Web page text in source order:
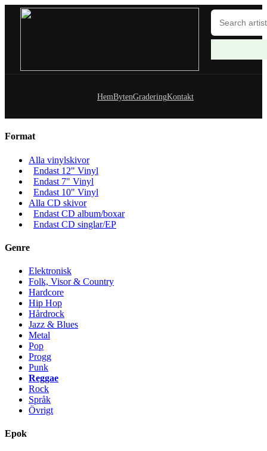
HemBytenGraderingKontakt
Format
Alla vinylskivor
Endast 12" Vinyl
Endast 7" Vinyl
Endast 10" Vinyl
Alla CD skivor
Endast CD album/boxar
Endast CD singlar/EP
Genre
Elektronisk
Folk, Visor & Country
Hardcore
Hip Hop
Hårdrock
Jazz & Blues
Metal
Pop
Progg
Punk
Reggae
Rock
Språk
Övrigt
Epok